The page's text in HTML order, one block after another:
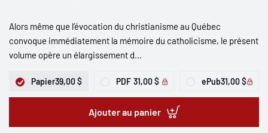
Alors même que l’évocation du christianisme au Québec
convoque immédiatement la mémoire du catholicisme, le présent
volume opère un élargissement d...
Papier39,00 $ PDF 31,00 $ ePub31,00 $
Ajouter au panier